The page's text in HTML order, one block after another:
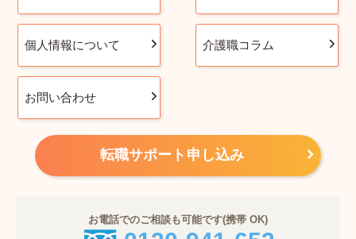
個人情報について 介護職コラム
お問い合わせ
転職サポート申し込み
お電話でのご相談も可能です(携帯 OK)